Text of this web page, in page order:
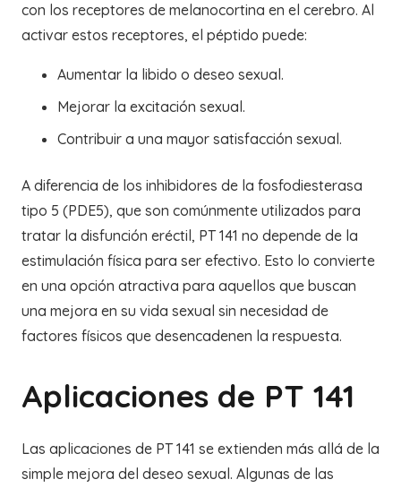
con los receptores de melanocortina en el cerebro. Al
activar estos receptores, el péptido puede:
Aumentar la libido o deseo sexual.
Mejorar la excitación sexual.
Contribuir a una mayor satisfacción sexual.
A diferencia de los inhibidores de la fosfodiesterasa
tipo 5 (PDE5), que son comúnmente utilizados para
tratar la disfunción eréctil, PT 141 no depende de la
estimulación física para ser efectivo. Esto lo convierte
en una opción atractiva para aquellos que buscan
una mejora en su vida sexual sin necesidad de
factores físicos que desencadenen la respuesta.
Aplicaciones de PT 141
Las aplicaciones de PT 141 se extienden más allá de la
simple mejora del deseo sexual. Algunas de las